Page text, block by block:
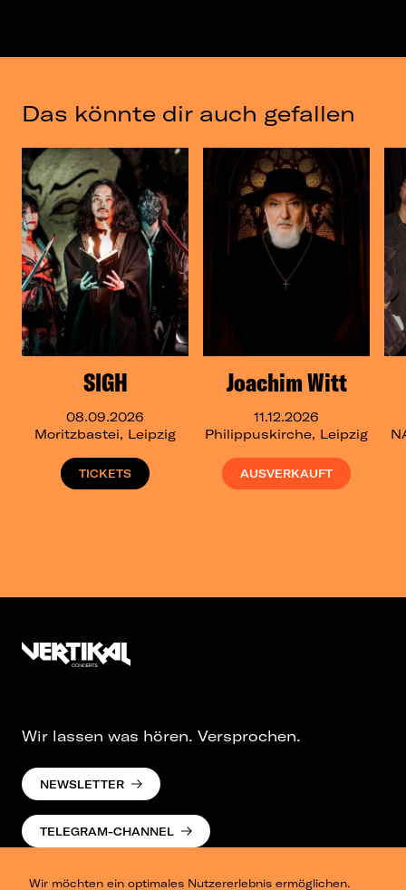
Das könnte dir auch gefallen
SIGH
08.09.2026
Moritzbastei, Leipzig
TICKETS
Joachim Witt
11.12.2026
Philippuskirche, Leipzig
AUSVERKAUFT
Wir möchten ein optimales Nutzererlebnis ermöglichen.
Wir lassen was hören. Versprochen.
NEWSLETTER
TELEGRAM-CHANNEL